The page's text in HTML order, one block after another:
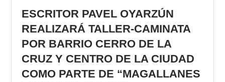
ESCRITOR PAVEL OYARZÚN
REALIZARÁ TALLER-CAMINATA
POR BARRIO CERRO DE LA
CRUZ Y CENTRO DE LA CIUDAD
COMO PARTE DE “MAGALLANES